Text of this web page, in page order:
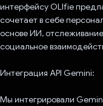
интерфейсу OLIfie
сочетает в себе
основе ИИ,
социальное
Интеграция API Gemini:
Мы интегрировали